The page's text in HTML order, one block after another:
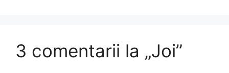
3 comentarii la „Joi”